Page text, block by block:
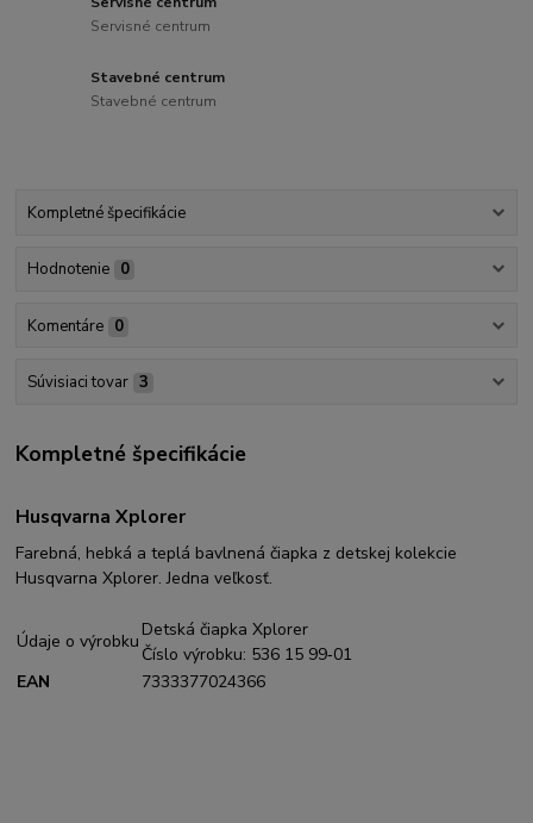
Servisné centrum
Stavebné centrum
Stavebné centrum
Kompletné špecifikácie
Hodnotenie 0
Komentáre 0
Súvisiaci tovar 3
Kompletné špecifikácie
Husqvarna Xplorer
Farebná, hebká a teplá bavlnená čiapka z detskej kolekcie
Husqvarna Xplorer. Jedna veľkosť.
Údaje o výrobku
Detská čiapka Xplorer
Číslo výrobku: 536 15 99‑01
EAN
7333377024366